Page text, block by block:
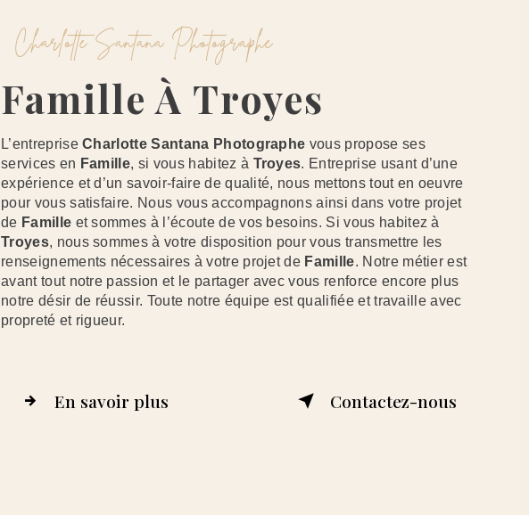
Charlotte Santana Photographe
Famille À Troyes
L’entrepriseCharlotte Santana Photographe vous propose ses
services en Famille, si vous habitez à Troyes. Entreprise usant d’une
expérience et d’un savoir-faire de qualité, nous mettons tout en oeuvre
pour vous satisfaire. Nous vous accompagnons ainsi dans votre projet
de Famille et sommes à l’écoute de vos besoins. Si vous habitez à
Troyes, nous sommes à votre disposition pour vous transmettre les
renseignements nécessaires à votre projet de Famille. Notre métier est
avant tout notre passion et le partager avec vous renforce encore plus
notre désir de réussir. Toute notre équipe est qualifiée et travaille avec
propreté et rigueur.
En savoir plus Contactez-nous